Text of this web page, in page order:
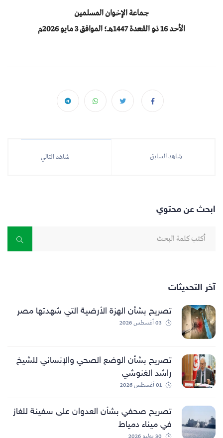
ابحث عن محتوي
آخر التحديثات
تصريح بشأن الهزة الأرضية التي شهدتها مصر
03 أغسطس 2026
تصريح بشأن الوضع الصحي والإنساني للشيخ
راشد الغنوشي
01 أغسطس 2026
تصريح صحفي بشأن العدوان على سفينة للغاز
في ميناء دمياط
جماعة الإخوان المسلمين
الأحد 16 ذو القعدة 1447هـ؛ الموافق 3 مايو 2026م
شاهد السابق شاهد التالي